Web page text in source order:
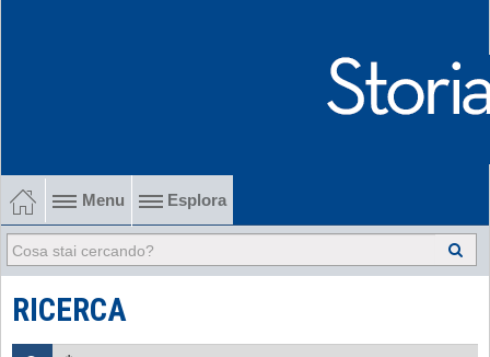
Menu Esplora
1902-1915 Gli esordi
1915-1945 Tra le due guerre
1945-1968 Dalla liberazione al '68
RICERCA